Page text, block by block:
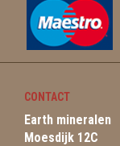
CONTACT
Earth mineralen
Moesdijk 12C